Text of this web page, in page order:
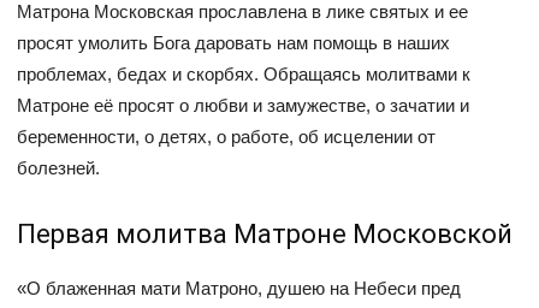
Матрона Московская прославлена в лике святых и ее
просят умолить Бога даровать нам помощь в наших
проблемах, бедах и скорбях. Обращаясь молитвами к
Матроне её просят о любви и замужестве, о зачатии и
беременности, о детях, о работе, об исцелении от
болезней.
Первая молитва Матроне Московской
«О блаженная мати Матроно, душею на Небеси пред